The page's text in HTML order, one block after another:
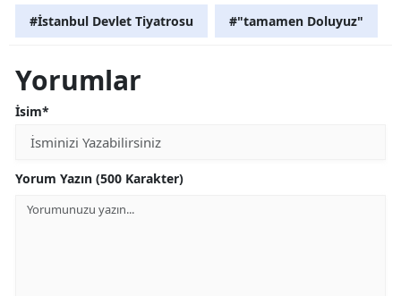
#İstanbul Devlet Tiyatrosu #"tamamen Doluyuz"
Yorumlar
İsim*
Yorum Yazın (500 Karakter)